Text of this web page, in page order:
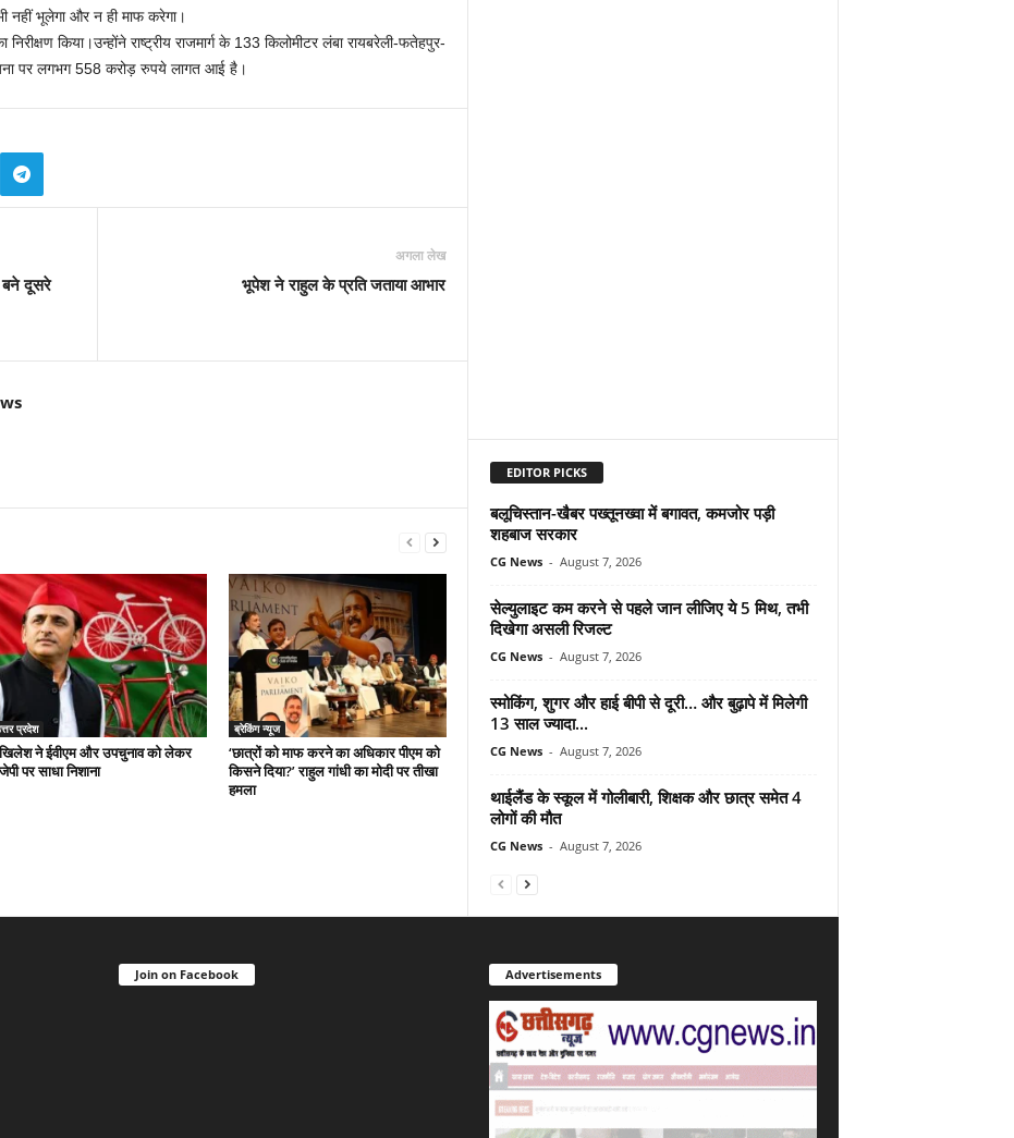
नहीं भूलेगा और न ही माफ करेगा।
किया।उन्‍होंने राष्‍ट्रीय राजमार्ग के 133 किलोमीटर लंबा रायबरेली-फतेहपुर-
पर लगभग 558 करोड़ रुपये लागत आई है।
दूसरे
अगला लेख
भूपेश ने राहुल के प्रति जताया आभार
प्रदेश
ने ईवीएम और उपचुनाव को लेकर
पर साधा निशाना
ब्रेकिंग न्यूज
‘छात्रों को माफ करने का अधिकार पीएम को
किसने दिया?’ राहुल गांधी का मोदी पर तीखा
हमला
EDITOR PICKS
बलूचिस्तान-खैबर पख्तूनख्वा में बगावत, कमजोर पड़ी
शहबाज सरकार
CG News - August 7, 2026
सेल्युलाइट कम करने से पहले जान लीजिए ये 5 मिथ, तभी
दिखेगा असली रिजल्ट
CG News - August 7, 2026
स्मोकिंग, शुगर और हाई बीपी से दूरी… और बुढ़ापे में मिलेगी
13 साल ज्यादा...
CG News - August 7, 2026
थाईलैंड के स्कूल में गोलीबारी, शिक्षक और छात्र समेत 4
लोगों की मौत
CG News - August 7, 2026
Join on Facebook Advertisements